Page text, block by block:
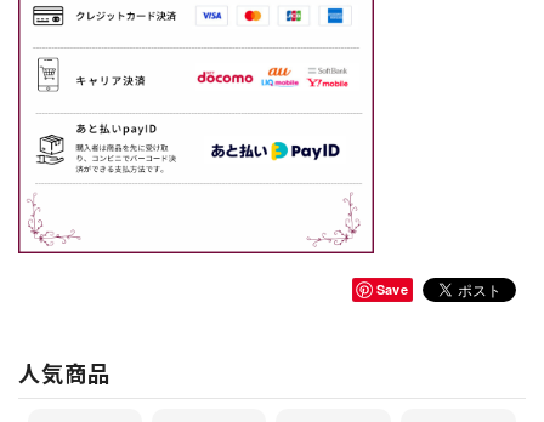
Save
人気商品